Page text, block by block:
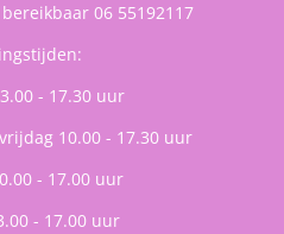
06 55192117
- 17.30 uur
10.00 - 17.30 uur
- 17.00 uur
- 17.00 uur